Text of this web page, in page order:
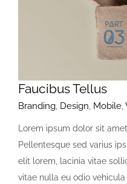
Faucibus Tellus
Branding, Design, Mobile,
Lorem ipsum dolor sit
Pellentesque sed varius
elit lorem, lacinia vitae
vitae nulla eu odio